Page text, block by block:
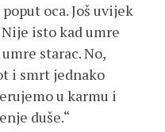
oca. Još uvijek
isto kad umre
starac. No,
i smrt jednako
u karmu i
duše.“